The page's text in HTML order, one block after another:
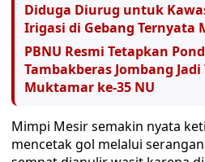
Diduga Diurug untuk
Irigasi di Gebang Ternyata
PBNU Resmi Tetapkan
Tambakberas Jombang
Muktamar ke-35 NU
Mimpi Mesir semakin nyata
mencetak gol melalui